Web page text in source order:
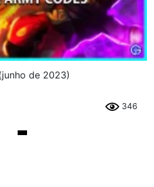
de 2023)
346